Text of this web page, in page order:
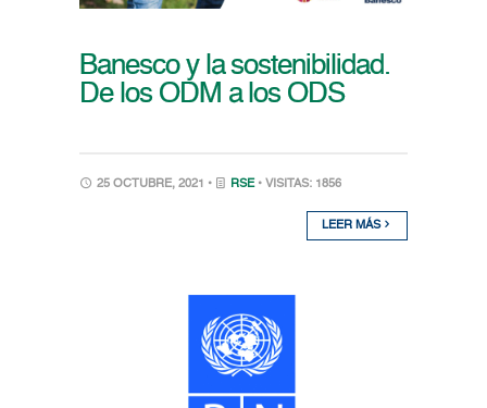
Banesco y la sostenibilidad.
De los ODM a los ODS
25 OCTUBRE, 2021 • RSE • VISITAS: 1856
LEER MÁS